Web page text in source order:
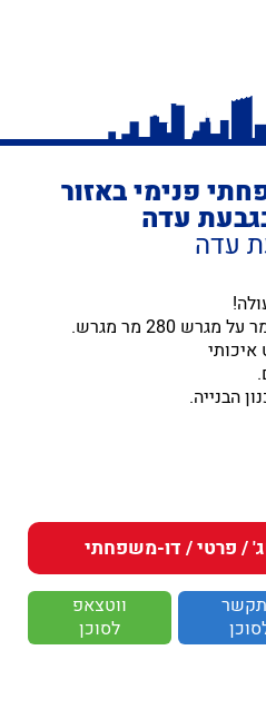
פנימי באזור
עדה
עדה
הבנייה.
ווטצאפ
לסוכן